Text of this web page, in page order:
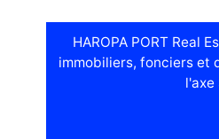
HAROPA PORT Real
immobiliers, fonciers et
l'axe